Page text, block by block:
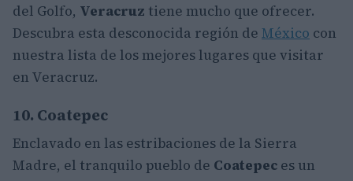
del Golfo, Veracruz tiene mucho que ofrecer.
Descubra esta desconocida región de México con
nuestra lista de los mejores lugares que visitar
en Veracruz.
10. Coatepec
Enclavado en las estribaciones de la Sierra
Madre, el tranquilo pueblo de Coatepec es un